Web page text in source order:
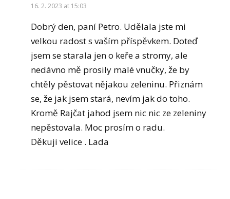
16. 2. 2023 at 15:03
Dobrý den, paní Petro. Udělala jste mi
velkou radost s vaším příspěvkem. Doteď
jsem se starala jen o keře a stromy, ale
nedávno mě prosily malé vnučky, že by
chtěly pěstovat nějakou zeleninu. Přiznám
se, že jak jsem stará, nevím jak do toho.
Kromě Rajčat jahod jsem nic nic ze zeleniny
nepěstovala. Moc prosím o radu.
Děkuji velice . Lada